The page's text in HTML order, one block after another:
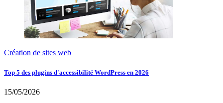
Création de sites web
Top 5 des plugins d'accessibilité WordPress en 2026
15/05/2026